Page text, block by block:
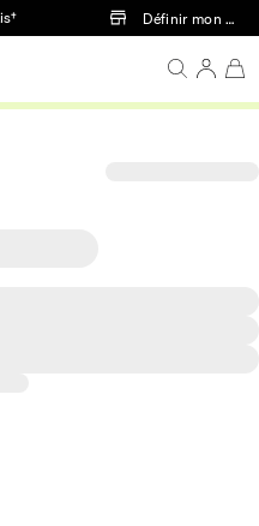
Passer au contenu principal
Définir mon